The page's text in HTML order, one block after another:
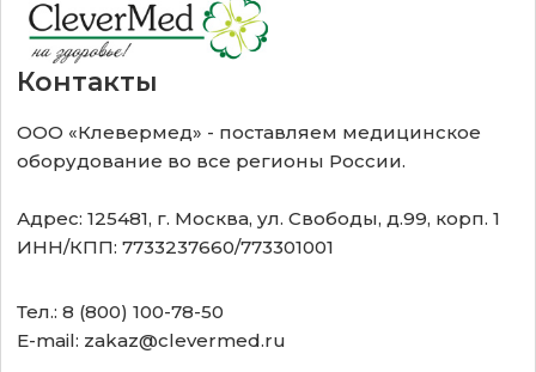
Контакты
ООО «Клевермед» - поставляем медицинское
оборудование во все регионы России.
Адрес: 125481, г. Москва, ул. Свободы, д.99, корп. 1
ИНН/КПП: 7733237660/773301001
Тел.: 8 (800) 100-78-50
E-mail: zakaz@clevermed.ru